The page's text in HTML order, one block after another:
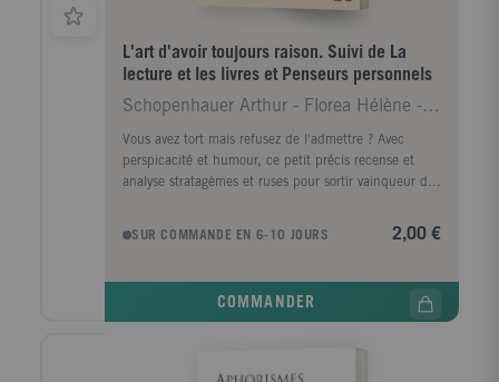
L'art d'avoir toujours raison. Suivi de La
lecture et les livres et Penseurs personnels
Schopenhauer Arthur - Florea Hélène - Dietrich Aug
Vous avez tort mais refusez de l'admettre ? Avec
perspicacité et humour, ce petit précis recense et
analyse stratagèmes et ruses pour sortir vainqueur de
des amoureux de la contradiction, Schopenhauer se
livre à une savoureuse réflexion sur le langage et la
et la lecture : les livres nourrissent-ils notre réflexion,
SUR COMMANDE EN 6-10 JOURS 2,00 €
COMMANDER